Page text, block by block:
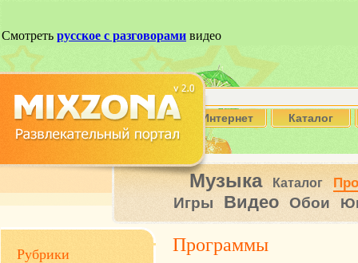
Интернет Каталог
Музыка Каталог
Игры Видео Обои
Рубрики Программы